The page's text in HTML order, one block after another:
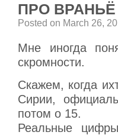
ПРО ВРАНЬЁ
Posted on March 26,
Мне иногда
скромности.
Скажем, когда
Сирии,
потом о 15.
Реальные